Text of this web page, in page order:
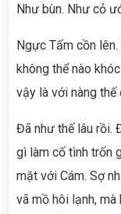
Như bùn. Như cỏ
Ngực Tấm cồn
không thể nào
vậy là với nàng thế
Đã như thế lâu rồi.
gì làm cố tình trốn
mặt với Cám. Sợ
vã mồ hôi lạnh, mà